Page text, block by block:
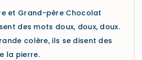
et Grand-père Chocolat
des mots doux, doux, doux.
colère, ils se disent des
la pierre.